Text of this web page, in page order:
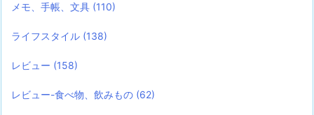
メモ、手帳、文具 (110)
ライフスタイル (138)
レビュー (158)
レビュー-食べ物、飲みもの (62)